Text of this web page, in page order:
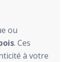
ou
. Ces
à votre